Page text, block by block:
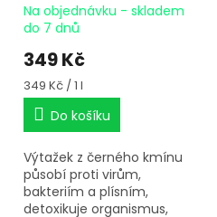
Na objednávku - skladem
do 7 dnů
349 Kč
Měrná
cena:
349 Kč / 1 l
Do košíku
Výtažek z černého kmínu
působí proti virům,
bakteriím a plísním,
detoxikuje organismus,